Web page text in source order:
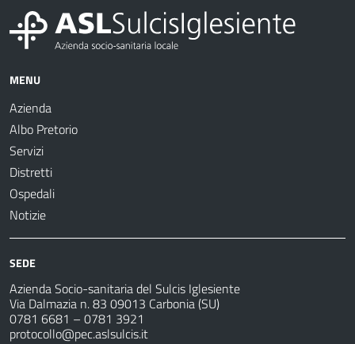
MENU
Azienda
Albo Pretorio
Servizi
Distretti
Ospedali
Notizie
SEDE
Azienda Socio-sanitaria del Sulcis Iglesiente
Via Dalmazia n. 83 09013 Carbonia (SU)
0781 6681 – 0781 3921
protocollo@pec.aslsulcis.it